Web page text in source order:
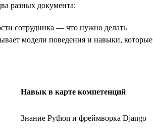
разных документа:
сотрудника — что нужно делать
модели поведения и навыки,
Навык в карте компетенций
Знание Python и фреймворка Django